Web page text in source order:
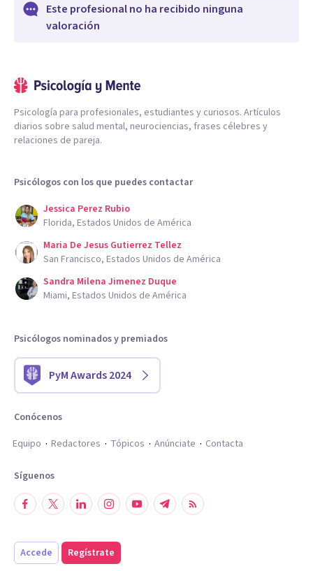
Este profesional no ha recibido ninguna
valoración
Psicología para profesionales, estudiantes y curiosos. Artículos
diarios sobre salud mental, neurociencias, frases célebres y
relaciones de pareja.
Psicólogos con los que puedes contactar
Jessica Perez Rubio
Florida, Estados Unidos de América
Maria De Jesus Gutierrez Tellez
San Francisco, Estados Unidos de América
Sandra Milena Jimenez Duque
Miami, Estados Unidos de América
Psicólogos nominados y premiados
PyM Awards 2024
Conócenos
Equipo
Redactores Tópicos Anúnciate Contacta
Síguenos
Accede Regístrate